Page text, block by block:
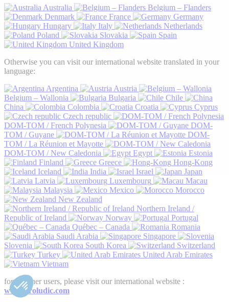
Australia
Belgium – Flanders
Denmark
France
Germany
Hungary
Italy
Netherlands
Poland
Slovakia
Spain
United Kingdom
Otherwise you can visit our international website translated in your
language:
Argentina
Austria
Belgium – Wallonia
Bulgaria
Chile
China
Colombia Croatia
Cyprus
Czech republic
DOM-TOM / French Polynesia
DOM-
TOM / Guyane
DOM-
TOM / La Réunion et Mayotte
DOM-TOM / New Caledonia
Egypt
Estonia
Finland
Greece
Hong-Kong
Iceland
India Israel
Japan
Latvia
Luxembourg
Macau
Malaysia
Mexico
Morocco
New Zealand
Northern Ireland /
Republic of Ireland
Norway
Portugal
Québec – Canada
Romania
Saudi Arabia
Singapore
Slovenia
South Korea
Switzerland
Turkey
United Arab Emirates
Vietnam
for all other users, please visit our international website :
www.proludic.com